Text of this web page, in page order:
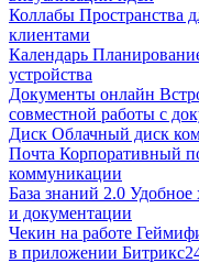
Коллабы Пространства
клиентами
Календарь
устройства
Документы онлайн
совместной работы с
Диск Облачный диск
Почта Корпоративный
коммуникации
База знаний 2.0 Удобное
и документации
Чекин на работе
в приложении